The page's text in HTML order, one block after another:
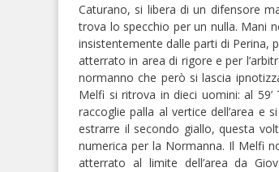
Caturano, si libera di un difensore
trova lo specchio per un nulla. Mani
insistentemente dalle parti di Perina,
atterrato in area di rigore e per
normanno che però si lascia
Melfi si ritrova in dieci uomini: al
raccoglie palla al vertice dell’area e
estrarre il secondo giallo, questa
numerica per la Normanna. Il Melfi
atterrato al limite dell’area da